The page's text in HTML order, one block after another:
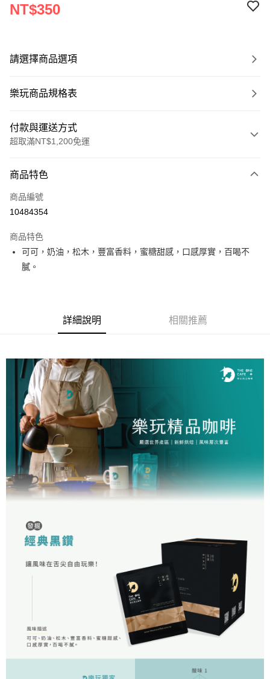
NT$350
請選擇商品選項
樂玩商品規格表
付款與運送方式
超取滿NT$1,200免運
信用卡一次付款
超商取貨付款
Apple Pay
街口支付
AFTEE先享後付
便利好安心！
１．簡單：不需註冊會員、不需綁卡、不需儲值。
２．便利：只要手機號碼，簡訊認證，即可結帳。
３．安心：先確認商品／服務後，再付款。
【「AFTEE先享後付」結帳流程】
１．於結帳方式選擇「AFTEE先享後付」後，將跳轉至「AFTEE先享後付」
結帳頁面，進行簡訊認證並確認金額後，即可完成結帳。
２．訂單成立數日內，您將收到繳費通知簡訊。
３．收到繳費通知簡訊後14天內，點擊此簡訊中的連結，可透過四大超商／
ATM／網路銀行／等多元方式進行付款，方視為交易完成。
※ 請注意：結帳手續完成當下不需立刻繳費，但若您需要取消訂單，請聯絡
購買商品的店家。未經商家同意取消之訂單仍視為有效，需透過AFTEE先享
是否繳費成功／繳費後需取消欲退款等相關疑問，請聯繫「AFTEE先享後付
客戶支援中心」https://netprotections.freshdesk.com/support/home
【注意事項】
１．透過由恩沛科技股份有限公司提供之「AFTEE先享後付」服務完成之交
易，需依本服務之必要範圍內提供個人資料，並將交易相關給付款項請求債
權轉讓予恩沛科技股份有限公司。
２．關於個人資料處理事宜，請瀏覽以下網址：
３．未成年的使用者請事先徵得法定代理人或監護人之同意方可使用
「AFTEE先享後付」，若未經同意申辦者引起之損失，本公司不負相關責
任。
４．使用「AFTEE先享後付」時，將依據個別帳號之用戶狀況，依本公司即
時審查核予不同之上限額度；若仍有額度不足之情形，本公司將視審查結果
運送方式
全家取貨付款
每筆NT$60，滿NT$1,200(含以上)免運費
付款後全家取貨
每筆NT$60，滿NT$1,200(含以上)免運費
7-11取貨付款
每筆NT$60，滿NT$1,200(含以上)免運費
每筆NT$60，滿NT$1,200(含以上)免運費
每筆NT$100，滿NT$1,200(含以上)免運費
商品特色
商品編號
10484354
商品特色
可可，奶油，松木，豐富香料，蜜糖甜感，口感厚實，百喝不
膩。
詳細說明 相關推薦